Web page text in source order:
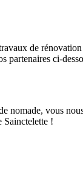
de
partenaires ci-
nomade, vous
Sainctelette !